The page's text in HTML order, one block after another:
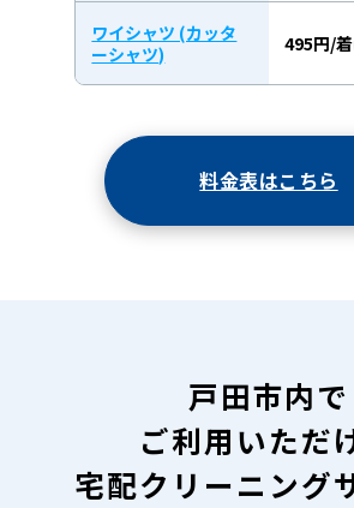
ワイシャツ (カッタ
ーシャツ)
495円/
料金表はこちら
戸田市内で
ご利用いただ
宅配クリーニング